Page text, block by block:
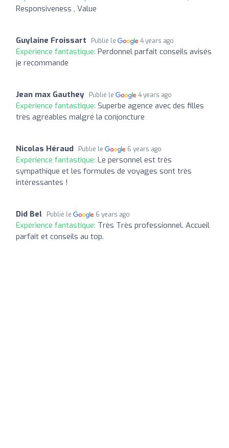
Responsiveness , Value
Guylaine Froissart Publié le 4 years ago
Expérience fantastique: Perdonnel parfait conseils avisés
je recommande
Jean max Gauthey Publié le 4 years ago
Expérience fantastique: Superbe agence avec des filles
très agréables malgré la conjoncture
Nicolas Héraud Publié le 6 years ago
Expérience fantastique: Le personnel est très
sympathique et les formules de voyages sont très
intéressantes !
Did Bel Publié le 6 years ago
Expérience fantastique: Très Très professionnel. Accueil
parfait et conseils au top.